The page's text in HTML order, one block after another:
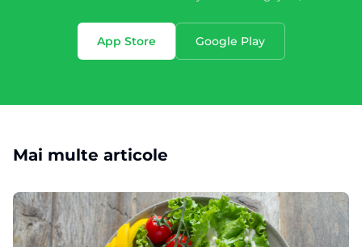
App Store Google Play
Mai multe articole